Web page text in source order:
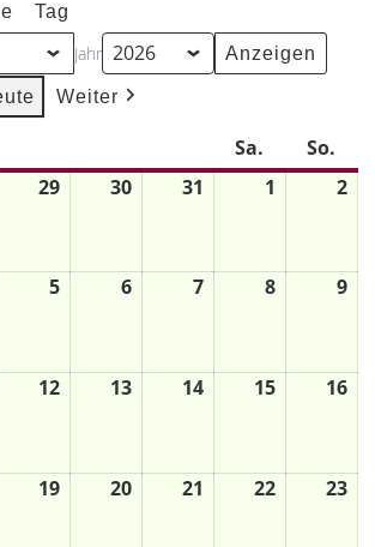
Tag
Jahr
Weiter
Sa.
So.
29 30 31 1 2
5 6 7 8 9
12 13 14 15 16
19 20 21 22 23